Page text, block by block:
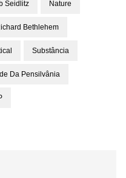
Seidlitz Nature
Bethlehem
Substância
Da Pensilvânia